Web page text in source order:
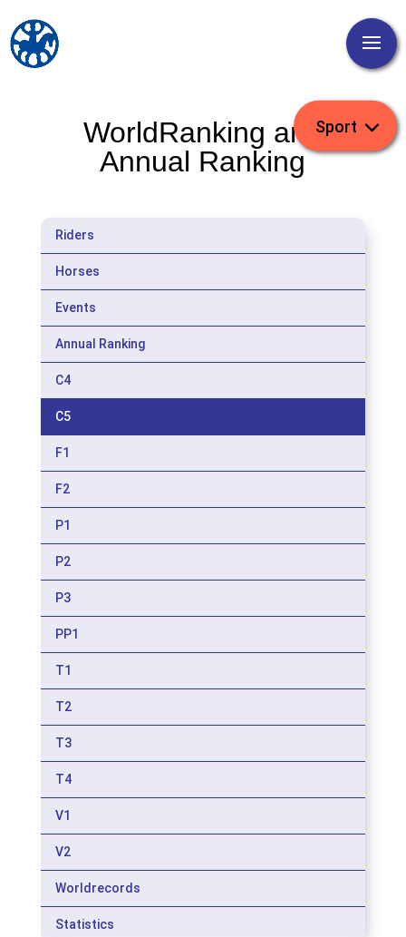
WorldRanking and
Annual Ranking
Riders
Horses
Events
Annual Ranking
C4
C5
F1
F2
P1
P2
P3
PP1
T1
T2
T3
T4
V1
V2
Worldrecords
Statistics